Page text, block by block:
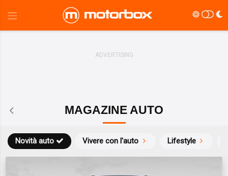
MAGAZINE AUTO
Novità auto Vivere con l'auto Lifestyle